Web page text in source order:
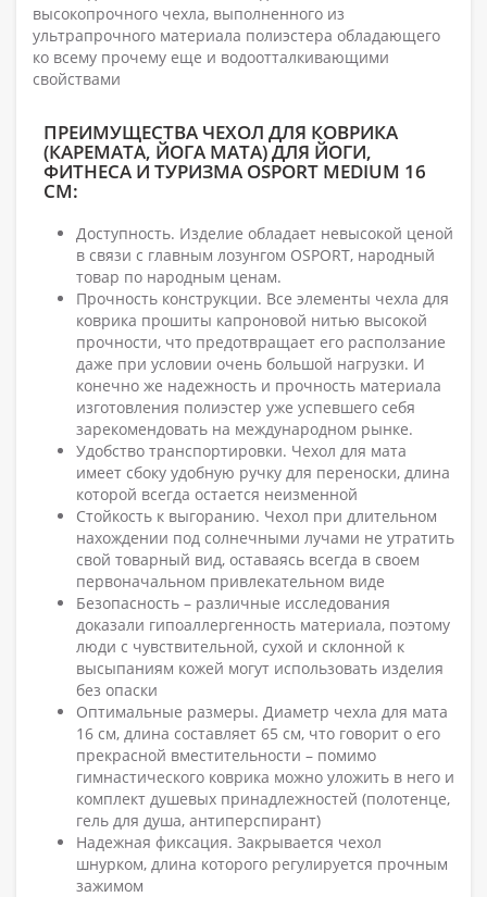
высокопрочного чехла, выполненного из
ультрапрочного материала полиэстера обладающего
ко всему прочему еще и водоотталкивающими
свойствами
ПРЕИМУЩЕСТВА ЧЕХОЛ ДЛЯ КОВРИКА
(КАРЕМАТА, ЙОГА МАТА) ДЛЯ ЙОГИ,
ФИТНЕСА И ТУРИЗМА OSPORT MEDIUM 16
СМ:
Доступность. Изделие обладает невысокой ценой
в связи с главным лозунгом OSPORT, народный
товар по народным ценам.
Прочность конструкции. Все элементы чехла для
коврика прошиты капроновой нитью высокой
прочности, что предотвращает его расползание
даже при условии очень большой нагрузки. И
конечно же надежность и прочность материала
изготовления полиэстер уже успевшего себя
зарекомендовать на международном рынке.
Удобство транспортировки. Чехол для мата
имеет сбоку удобную ручку для переноски, длина
которой всегда остается неизменной
Стойкость к выгоранию. Чехол при длительном
нахождении под солнечными лучами не утратить
свой товарный вид, оставаясь всегда в своем
первоначальном привлекательном виде
Безопасность – различные исследования
доказали гипоаллергенность материала, поэтому
люди с чувствительной, сухой и склонной к
высыпаниям кожей могут использовать изделия
без опаски
Оптимальные размеры. Диаметр чехла для мата
16 см, длина составляет 65 см, что говорит о его
прекрасной вместительности – помимо
гимнастического коврика можно уложить в него и
комплект душевых принадлежностей (полотенце,
гель для душа, антиперспирант)
Надежная фиксация. Закрывается чехол
шнурком, длина которого регулируется прочным
зажимом